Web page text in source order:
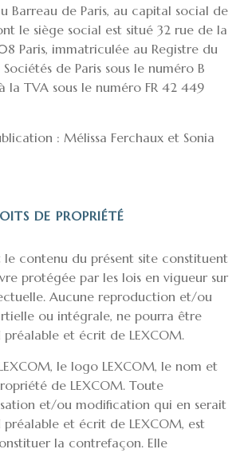
Barreau de Paris, au capital social de
le siège social est situé 32 rue de la
Paris, immatriculée au Registre du
de Paris sous le numéro B
TVA sous le numéro FR 42 449
: Mélissa Ferchaux et Sonia
DE PROPRIÉTÉ
le contenu du présent site constituent
protégée par les lois en vigueur sur
Aucune reproduction et/ou
ou intégrale, ne pourra être
préalable et écrit de LEXCOM.
le logo LEXCOM, le nom et
de LEXCOM. Toute
et/ou modification qui en serait
préalable et écrit de LEXCOM, est
la contrefaçon. Elle